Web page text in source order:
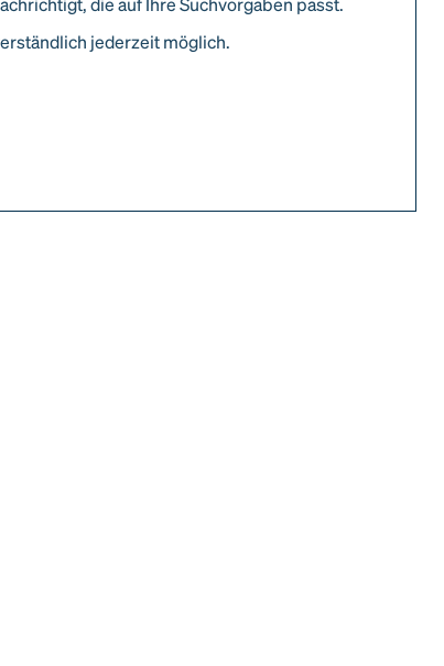
jederzeit möglich.